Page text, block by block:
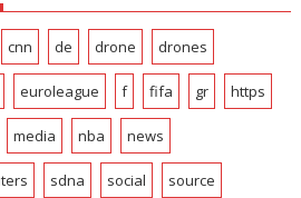
cnn de drone drones
euroleague f fifa gr https
media nba news
sdna social source